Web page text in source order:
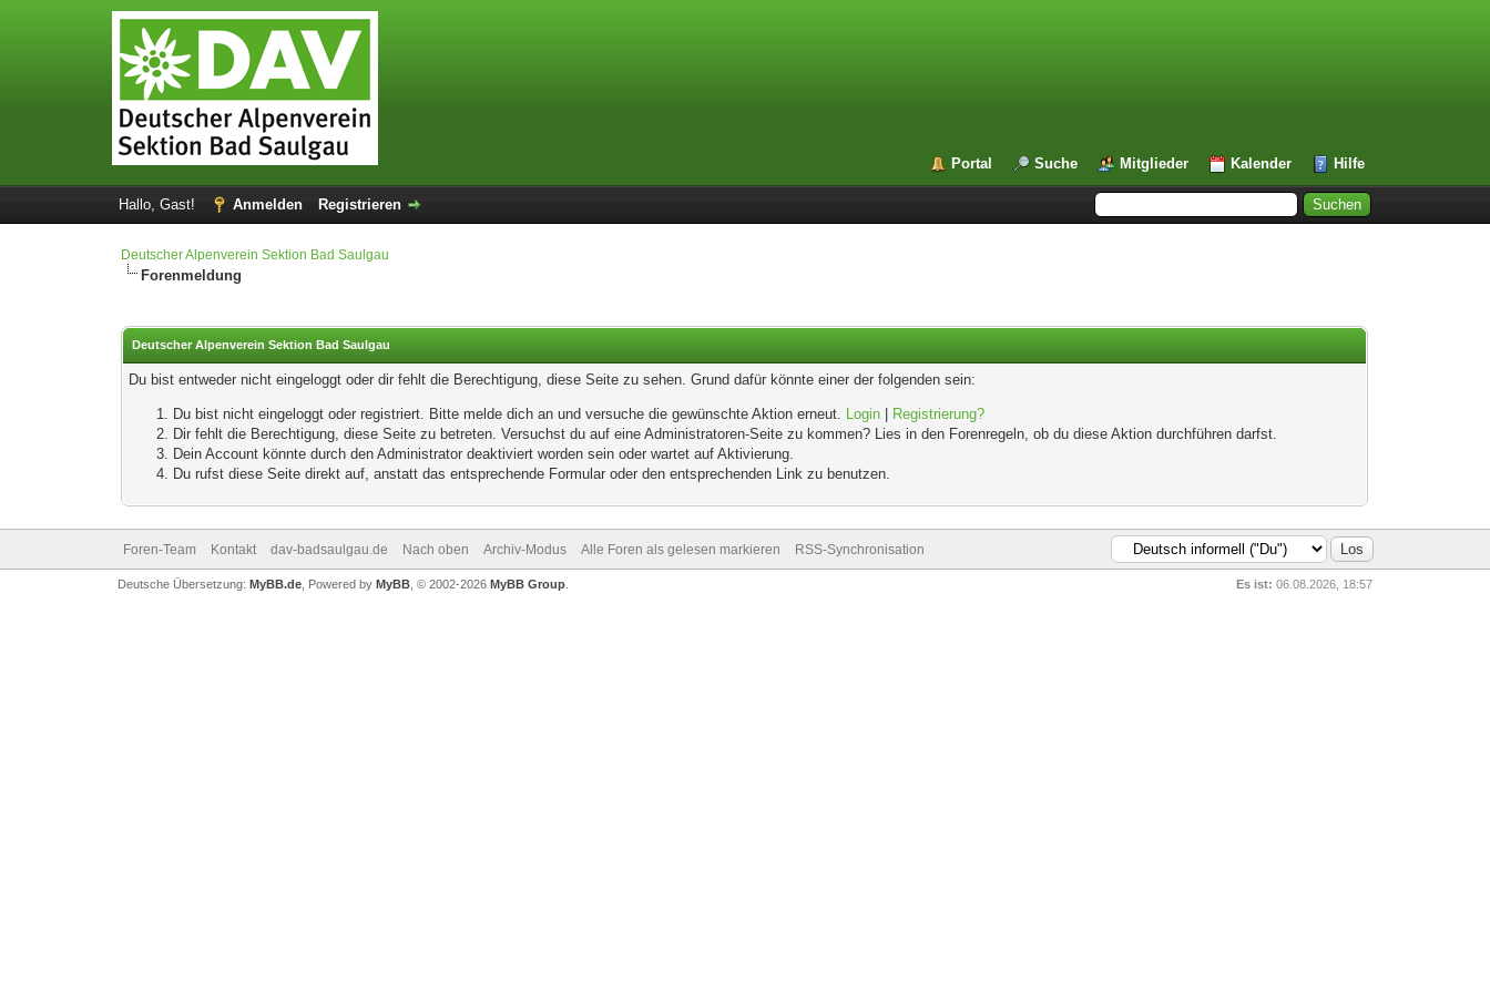
Portal Suche Mitglieder Kalender Hilfe
Hallo, Gast! Anmelden Registrieren
Deutscher Alpenverein Sektion Bad Saulgau
Forenmeldung
Deutscher Alpenverein Sektion Bad Saulgau
Du bist entweder nicht eingeloggt oder dir fehlt die Berechtigung, diese Seite zu sehen. Grund dafür könnte einer der folgenden sein:
Du bist nicht eingeloggt oder registriert. Bitte melde dich an und versuche die gewünschte Aktion erneut. Login
Registrierung?
Dir fehlt die Berechtigung, diese Seite zu betreten. Versuchst du auf eine Administratoren-Seite zu kommen? Lies in den Forenregeln, ob du diese Aktion durchführen darfst.
Dein Account könnte durch den Administrator deaktiviert worden sein oder wartet auf Aktivierung.
Du rufst diese Seite direkt auf, anstatt das entsprechende Formular oder den entsprechenden Link zu benutzen.
Foren-Team Kontakt dav-badsaulgau.de Nach oben Archiv-Modus Alle Foren als gelesen markieren RSS-Synchronisation
Es ist: 06.08.2026, 18:57
Deutsche Übersetzung: MyBB.de, Powered by MyBB, © 2002-2026 MyBB Group.